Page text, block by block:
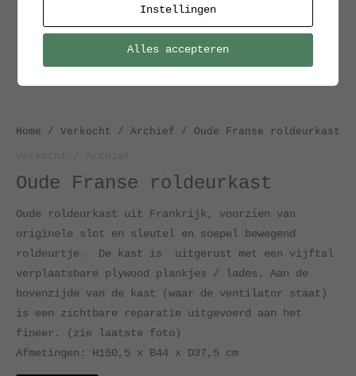
Home / Verkocht / Archief / Oude Franse roldeurkast
Oude Franse roldeurkast
Oude roldeurkast uit Frankrijk, voorzien van
originele slot en sleutel en soepel bewegend
roldeurtje. De kast is uitgerust met een vijftal
verplaatsbare plywood plankjes / lades. Aan de
bovenzijde van de kast (waar de ventilator staat)
is een zichtbare reparatie uitgevoerd aan het
fineer. (zie laatste foto)
Afmetingen: H150,5 x B44 x D37,5 cm
Instellingen
Alles accepteren